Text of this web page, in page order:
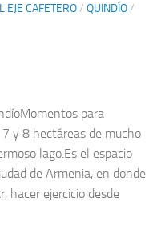
EJE CAFETERO/ QUINDÍO/
para
y 8 hectáreas de mucho
lago.Es el espacio
de Armenia, en donde
hacer ejercicio desde